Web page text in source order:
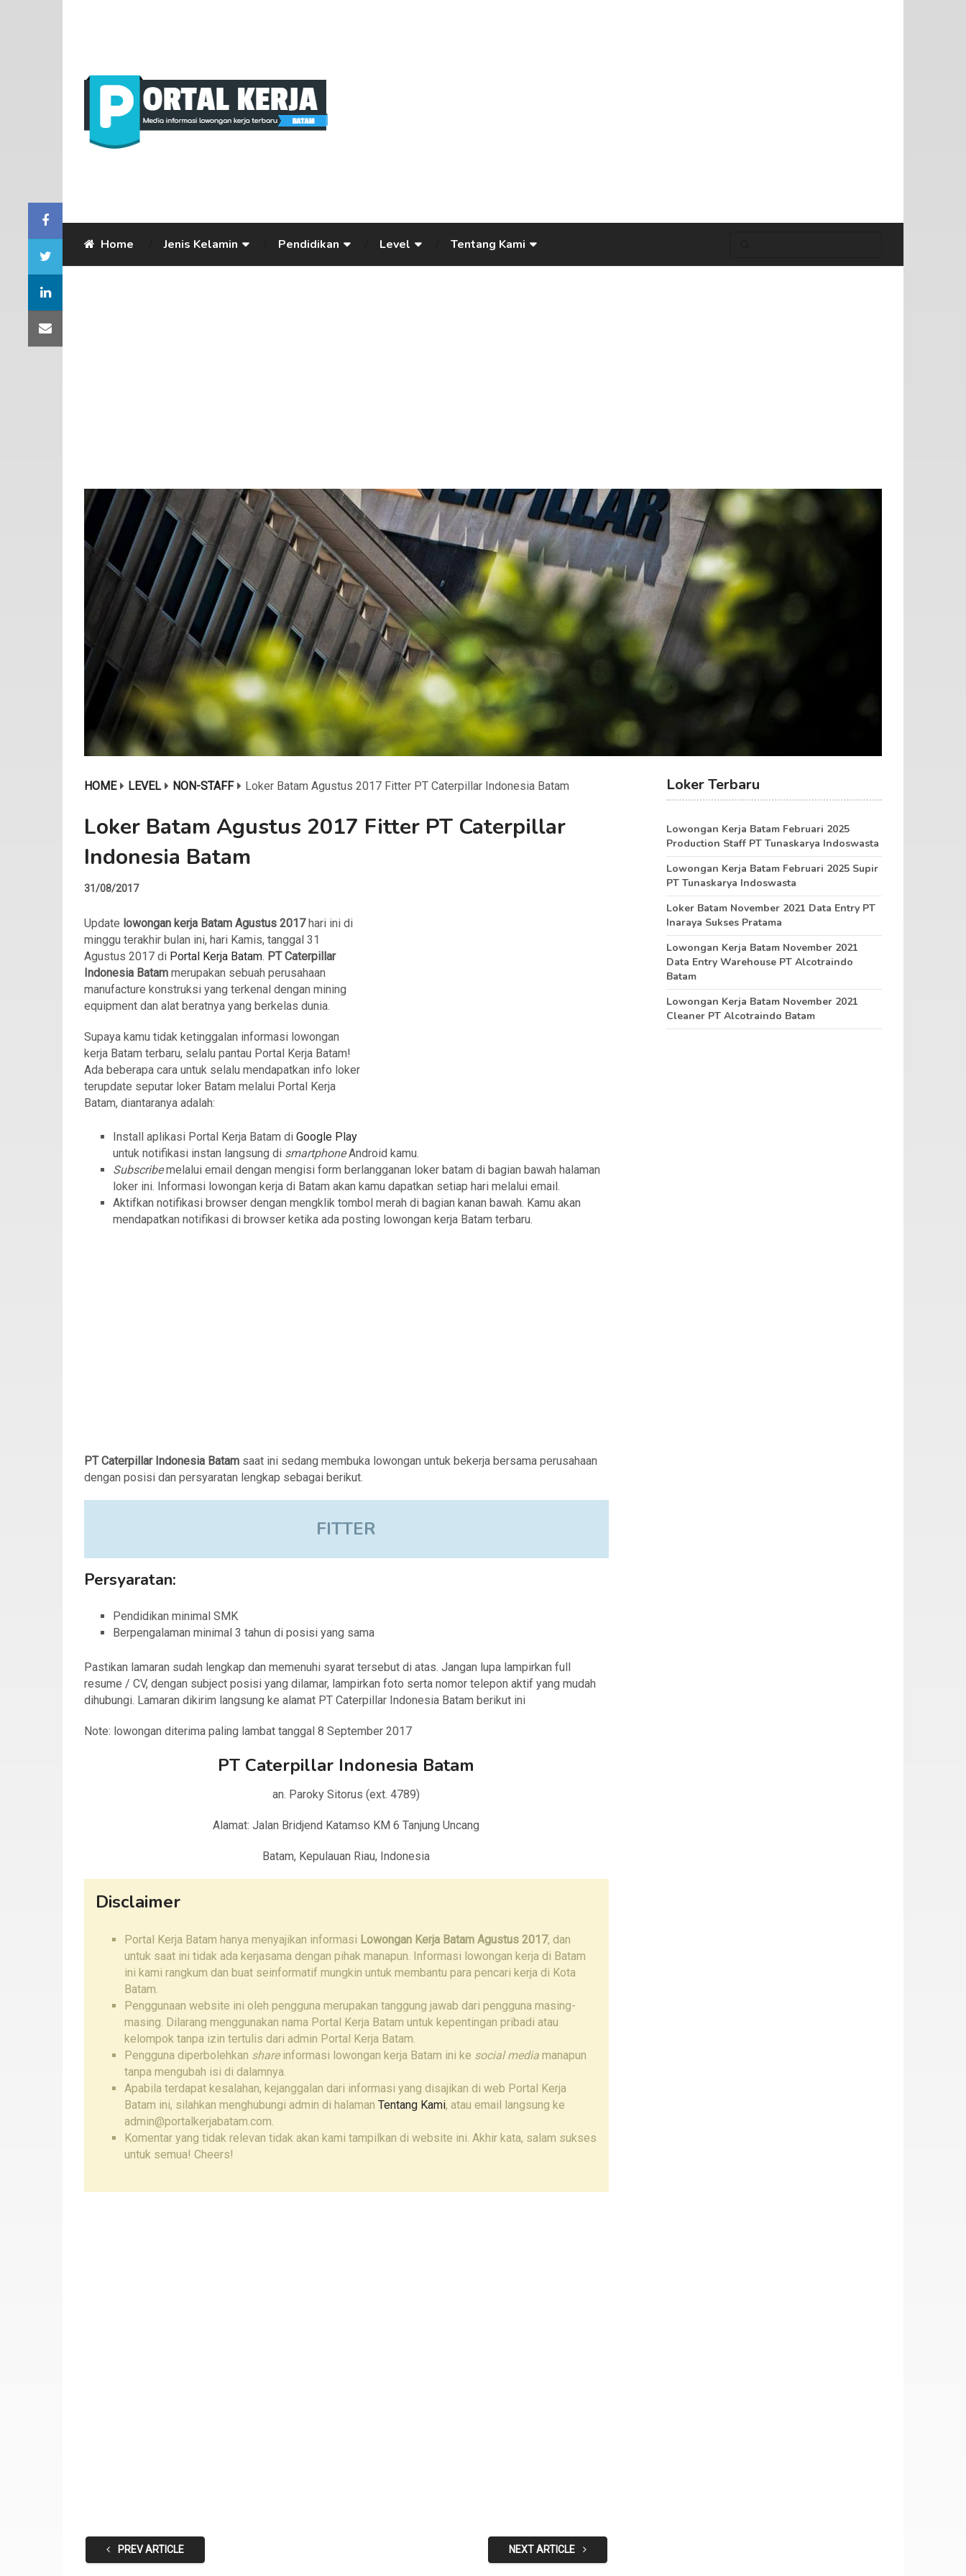
Home Jenis Kelamin Pendidikan Level Tentang Kami
HOME LEVEL NON-STAFF Loker Batam Agustus 2017 Fitter PT Caterpillar Indonesia Batam
Loker Batam Agustus 2017 Fitter PT Caterpillar
Indonesia Batam
31/08/2017
Update lowongan kerja Batam Agustus 2017hari ini di
minggu terakhir bulan ini, hari Kamis, tanggal 31
Agustus 2017 di Portal Kerja Batam. PT Caterpillar
Indonesia Batam merupakan sebuah perusahaan
manufacture konstruksi yang terkenal dengan mining
equipment dan alat beratnya yang berkelas dunia.
Supaya kamu tidak ketinggalan informasi lowongan
kerja Batam terbaru, selalu pantau Portal Kerja Batam!
Ada beberapa cara untuk selalu mendapatkan info loker
terupdate seputar loker Batam melalui Portal Kerja
Batam, diantaranya adalah:
Install aplikasi Portal Kerja Batam di Google Play
untuk notifikasi instan langsung di smartphoneAndroid kamu.
Subscribemelalui email dengan mengisi form berlangganan loker batam di bagian bawah halaman
loker ini. Informasi lowongan kerja di Batam akan kamu dapatkan setiap hari melalui email.
Aktifkan notifikasi browser dengan mengklik tombol merah di bagian kanan bawah. Kamu akan
mendapatkan notifikasi di browser ketika ada posting lowongan kerja Batam terbaru.
PT Caterpillar Indonesia Batam saat ini sedang membuka lowongan untuk bekerja bersama perusahaan
dengan posisi dan persyaratan lengkap sebagai berikut.
FITTER
Persyaratan:
Pendidikan minimal SMK
Berpengalaman minimal 3 tahun di posisi yang sama
Pastikan lamaran sudah lengkap dan memenuhi syarat tersebut di atas. Jangan lupa lampirkan full
resume / CV, dengan subject posisi yang dilamar, lampirkan foto serta nomor telepon aktif yang mudah
dihubungi. Lamaran dikirim langsung ke alamat PT Caterpillar Indonesia Batam berikut ini
Note: lowongan diterima paling lambat tanggal 8 September 2017
PT Caterpillar Indonesia Batam
an. Paroky Sitorus (ext. 4789)
Alamat: Jalan Bridjend Katamso KM 6 Tanjung Uncang
Batam, Kepulauan Riau, Indonesia
Disclaimer
Portal Kerja Batam hanya menyajikan informasi Lowongan Kerja Batam Agustus 2017, dan
untuk saat ini tidak ada kerjasama dengan pihak manapun. Informasi lowongan kerja di Batam
ini kami rangkum dan buat seinformatif mungkin untuk membantu para pencari kerja di Kota
Batam.
Penggunaan website ini oleh pengguna merupakan tanggung jawab dari pengguna masing-
masing. Dilarang menggunakan nama Portal Kerja Batam untuk kepentingan pribadi atau
kelompok tanpa izin tertulis dari admin Portal Kerja Batam.
Pengguna diperbolehkan shareinformasi lowongan kerja Batam ini ke social media manapun
tanpa mengubah isi di dalamnya.
Apabila terdapat kesalahan, kejanggalan dari informasi yang disajikan di web Portal Kerja
Batam ini, silahkan menghubungi admin di halaman Tentang Kami, atau email langsung ke
admin@portalkerjabatam.com.
Komentar yang tidak relevan tidak akan kami tampilkan di website ini. Akhir kata, salam sukses
untuk semua! Cheers!
PREV ARTICLE NEXT ARTICLE
Loker Terbaru
Lowongan Kerja Batam Februari 2025
Production Staff PT Tunaskarya Indoswasta
Lowongan Kerja Batam Februari 2025 Supir
PT Tunaskarya Indoswasta
Loker Batam November 2021 Data Entry PT
Inaraya Sukses Pratama
Lowongan Kerja Batam November 2021
Data Entry Warehouse PT Alcotraindo
Batam
Lowongan Kerja Batam November 2021
Cleaner PT Alcotraindo Batam